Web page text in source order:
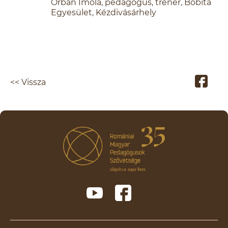
Orbán Imola, pedagógus, tréner, Bóbita
Egyesület, Kézdivásárhely
<< Vissza